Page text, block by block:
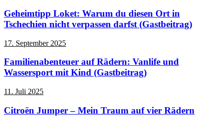
Geheimtipp Loket: Warum du diesen Ort in
Tschechien nicht verpassen darfst (Gastbeitrag)
17. September 2025
Familienabenteuer auf Rädern: Vanlife und
Wassersport mit Kind (Gastbeitrag)
11. Juli 2025
Citroën Jumper – Mein Traum auf vier Rädern